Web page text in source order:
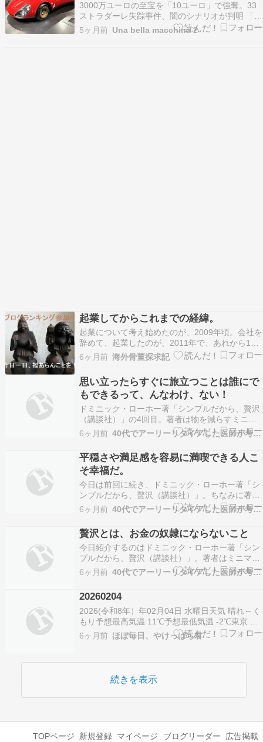
3000万ユーロの至宝を「10ユーロ」で強奪。33
ストラダーレ失踪事件、闇のシナリオが判明 「ア
ルファロメオ 33ストラダーレ失踪事件」。2026
年3月初旬、ミラノ検察とイタリア警察（カラビ
5ヶ月前 Una bella macchina 2
起業してからこれまでの経緯。
起業について考え始めたのが、2009年頃。会社を
辞めて、起業したのが、2011年で、あれから15
年が経ち、一応、まだなんとかやってます。
（笑）当時は、外国人相手のビジネス（インバウ
ンドビジネス）など、今と違って、ほぼ誰も興味
がなく、手探り状態の状態でした。0から1を作る
のは、非常…
6ヶ月前 海外骨董探求記
思い立ったらすぐに旅立つことは誰にで
もできるって、んなわけ、ない！
ドミニック・ローホー著「シンプルだから、贅沢
（講談社）」の4回目。著者は物を減らすミニマ
リストとはちょっと違う、いわばシンプルライフ
の提唱者で、フランスと日本を往復しながら暮ら
しているフランス人女性だ。前回と同様、今日は
この本の、ちょっと「お茶目」なところを紹介し
たい。思い立った…
6ヶ月前 40代でアーリーリタイアした医師が考える幸せ論
平穏さや満足感を容易に満喫できる人こ
そ幸福だ。
今日は前回に続き、ドミニック・ローホー著「シ
ンプルだから、贅沢（講談社）」。ちなみに著者
は物を減らすミニマリストとはちょっと違う、い
わばシンプルライフの提唱者。フランスと日本を
往復しながら暮らしているフランス人女性だ。ｐ
216“贅沢とは、「幸せになるために、ものはほと
んどいらない…
6ヶ月前 40代でアーリーリタイアした医師が考える幸せ論
贅沢とは、お金の奴隷にならないこと
今日紹介するのはドミニック・ローホー著「シン
プルだから、贅沢（講談社）」。著者はミニマリ
ストとはちょっと違い、シンプルライフの提唱
者。フランスと日本を往復しながら暮らしている
箇所がいくつもあった。ｐ70“贅沢とは、お金の
奴隷にならないこ…
6ヶ月前 40代でアーリーリタイアした医師が考える幸せ論
20260204
2026(令和8年）年02月04日 水曜日天気 晴れ～く
もり予想最高気温 11℃予想最低気温 -2℃東京 日
の出：7:07 日の入：
17:48===================たわごと・ひとり
ブル中、ケリがついたら…
6ヶ月前 ほぼ毎日、やけっぱち君
続きを表示
TOPページ 新規登録 マイページ ブログリーダー 広告掲載